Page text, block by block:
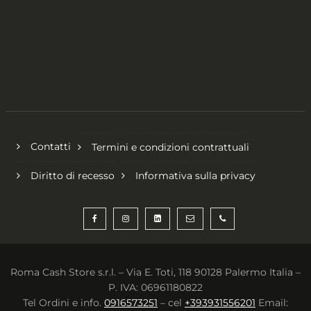
Contatti Termini e condizioni contrattuali
Diritto di recesso Informativa sulla privacy
Roma Cash Store s.r.l. – Via E. Toti, 118 90128 Palermo Italia –
P. IVA: 06961180822
Tel Ordini e info. 0916573251 – cel +393931556201 Email: